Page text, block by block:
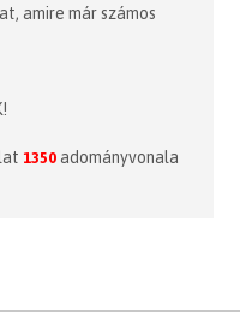
amire már számos
1350 adományvonala